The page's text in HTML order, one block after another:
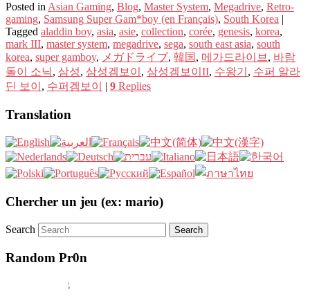
Posted in Asian Gaming, Blog, Master System, Megadrive, Retro-
gaming, Samsung Super Gam*boy (en Français), South Korea |
Tagged aladdin boy, asia, asie, collection, corée, genesis, korea,
mark III, master system, megadrive, sega, south east asia, south
korea, super gamboy, メガドライブ, 韓国 , 메가드라이브 , 바람
돌이 소닉, 삼성, 삼성겜보이 , 삼성겜보이II, 수왕기 , 수퍼 알라
딘 보이 , 수퍼겜보이 | 9 Replies
Translation
Chercher un jeu (ex: mario)
Search
Random Pr0n